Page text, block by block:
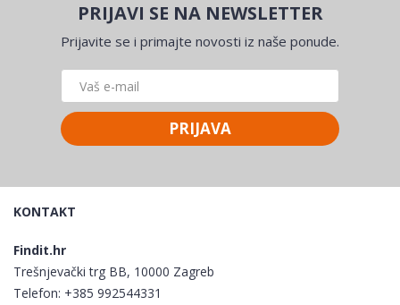
PRIJAVI SE NA NEWSLETTER
Prijavite se i primajte novosti iz naše ponude.
PRIJAVA
KONTAKT
Findit.hr
Trešnjevački trg BB, 10000 Zagreb
Telefon: +385 992544331